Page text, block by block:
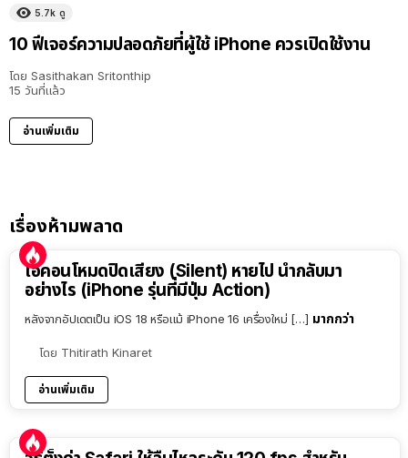
5.7k ดู
10 ฟีเจอร์ความปลอดภัยที่ผู้ใช้ iPhone ควรเปิดใช้งาน
โดย Sasithakan Sritonthip
15 วันที่แล้ว
อ่านเพิ่มเติม
เรื่องห้ามพลาด
ไอคอนโหมดปิดเสียง (Silent) หายไป นำกลับมา
อย่างไร (iPhone รุ่นที่มีปุ่ม Action)
หลังจากอัปเดตเป็น iOS 18 หรือแม้ iPhone 16 เครื่องใหม่ […] มากกว่า
โดย Thitirath Kinaret
อ่านเพิ่มเติม